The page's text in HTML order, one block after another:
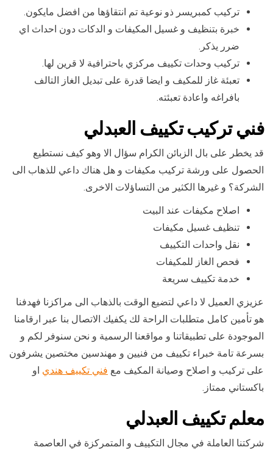
تركيب كمبريسر ذو نوعية تم انتقاؤها من افضل مايكون.
خبرة بتنظيف و غسيل المكيفات و الدكات دون احداث اي
ضرر يذكر.
تركيب وحدات تكييف مركزي باحترافية لا قرين لها.
تعبئة غاز للمكيف و ايضا قدرة على تبديل الغاز التالف
بافراغه واعادة تعبئته.
فني تركيب تكييف العبدلي
قد يخطر على بال الزبائن الكرام سؤال الا وهو كيف نستطيع
الحصول على ورشة تركيب مكيفات و هل هناك داعي للذهاب الى
الشركة؟ و غيرها الكثير من التساؤلات الاخرى.
اصلاح مكيفات عند البيت
تنظيف غسيل مكيفات
نقل واحدات التكييف
فحص الغاز للمكيفات
خدمة تكييف سريعة
عزيزي العميل لا داعي لتضيع الوقت بالذهاب الى مراكزنا فهدفنا
هو تأمين كامل متطلبات الراحة لك يكفيك الاتصال بنا عبر ارقامنا
الموجودة على تطبيقاتنا و مواقعنا الرسمية و نحن سنوفر لكم و
بسرعة تامة خبراء تكييف من فنيين و مهندسين مختصين يشرفون
على تركيب و اصلاح وصيانة المكيف مع فني تكييف هندي او
باكستاني ممتاز.
معلم تكييف العبدلي
شركتنا العاملة في مجال التكييف و المتمركزة في العاصمة